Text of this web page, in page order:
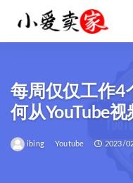
每周仅仅工作4
何从YouTube
元！
ibing Youtube 2023/